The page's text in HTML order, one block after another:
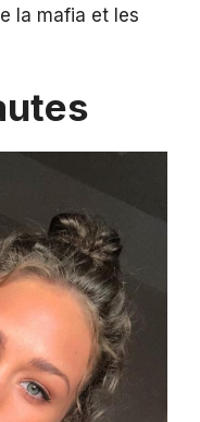
la mafia et les